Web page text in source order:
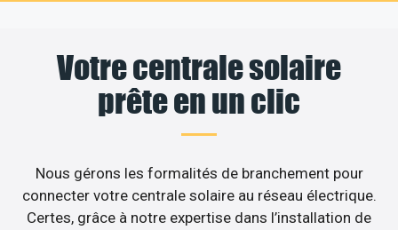
Votre centrale solaire
prête en un clic
Nous gérons les formalités de branchement pour
connecter votre centrale solaire au réseau électrique.
Certes, grâce à notre expertise dans l’installation de